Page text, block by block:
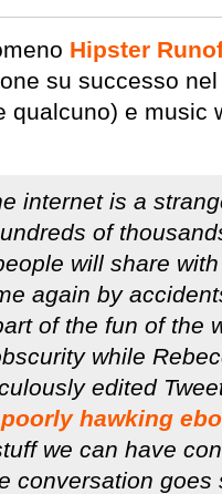
Hipster
su successo
qualcuno) e music
internet is a
of
will share
again by
of the fun of
while
edited
hawking
we can have
conversation goes